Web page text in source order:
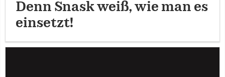
Denn Snask weiß, wie man es
einsetzt!